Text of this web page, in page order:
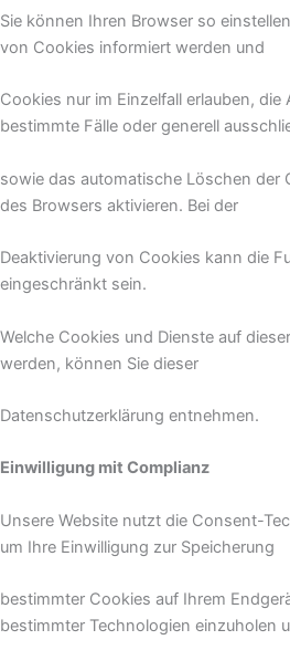
Sie können Ihren Browser so
von Cookies informiert werden und
Cookies nur im Einzelfall erlauben,
bestimmte Fälle oder generell
sowie das automatische Löschen der
des Browsers aktivieren. Bei der
Deaktivierung von Cookies kann die
eingeschränkt sein.
Welche Cookies und Dienste auf
werden, können Sie dieser
Datenschutzerklärung entnehmen.
Einwilligung mit Complianz
Unsere Website nutzt die Consent-
um Ihre Einwilligung zur Speicherung
bestimmter Cookies auf Ihrem
bestimmter Technologien einzuholen